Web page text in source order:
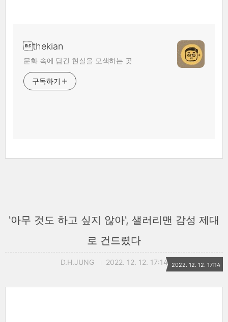
thekian
문화 속에 담긴 현실을 모색하는 곳
구독하기
'아무 것도 하고 싶지 않아', 샐러리맨 감성 제대
로 건드렸다
D.H.JUNG 2022. 12. 12. 17:14 2022. 12. 12. 17:14